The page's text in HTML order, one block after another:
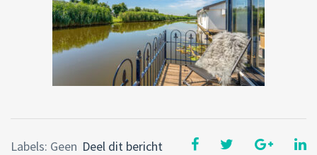
Deel dit bericht
Labels: Geen